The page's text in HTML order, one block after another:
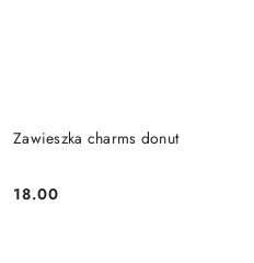
Zawieszka charms donut
Cena:
18.00